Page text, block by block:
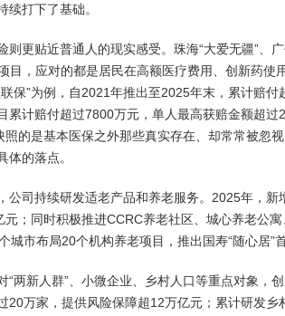
续打下了基础。
则更贴近普通人的现实感受。珠海“大爱无疆”、广
目，应对的都是居民在高额医疗费用、创新药使
联保”为例，自2021年推出至2025年末，累计赔
累计赔付超过7800万元，单人最高获赔金额超过
照的是基本医保之外那些真实存在、却常常被忽
体的落点。
公司持续研发适老产品和养老服务。2025年，新
元；同时积极推进CCRC养老社区、城心养老公
城市布局20个机构养老项目，推出国寿“随心居”
“两新人群”、小微企业、乡村人口等重点对象，
20万家，提供风险保障超12万亿元；累计研发乡